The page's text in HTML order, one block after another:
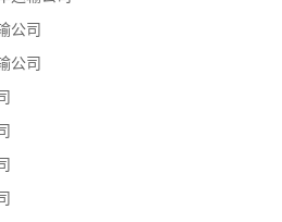
公司
公司